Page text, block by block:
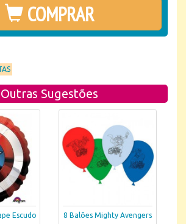
COMPRAR
Outras Sugestões
Escudo
8 Balões Mighty Avengers